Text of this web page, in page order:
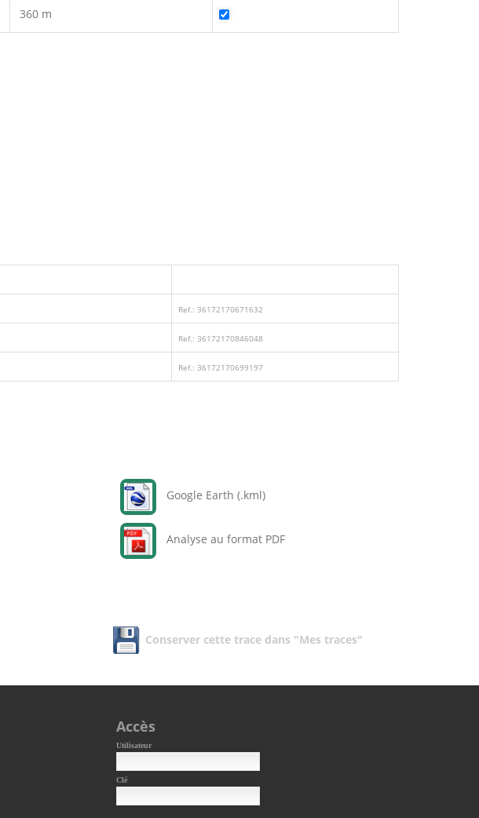
360 m
Ref.: 36172170671632
Ref.: 36172170846048
Ref.: 36172170699197
Google Earth (.kml)
Analyse au format PDF
Conserver cette trace dans "Mes traces"
Accès
Utilisateur
Clé